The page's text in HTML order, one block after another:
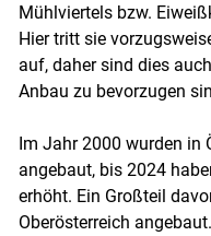
Mühlviertels bzw.
Hier tritt sie
auf, daher sind dies
Anbau zu bevorzugen
Im Jahr 2000 wurden in
angebaut, bis 2024
erhöht. Ein Großteil
Oberösterreich